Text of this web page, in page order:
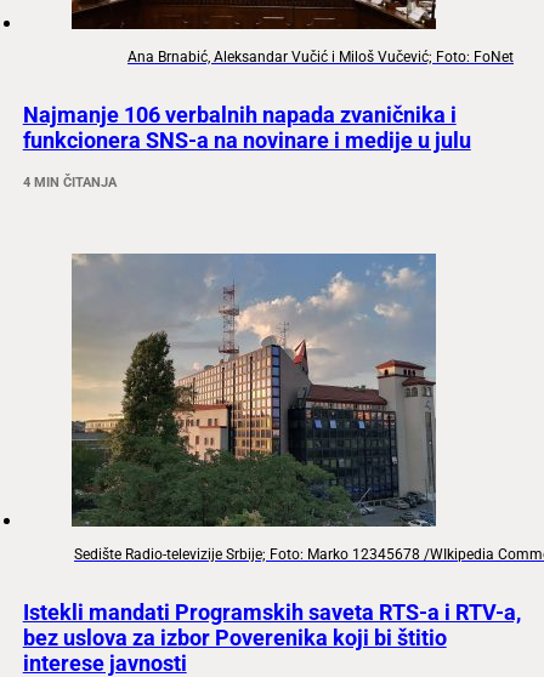
Ana Brnabić, Aleksandar Vučić i Miloš Vučević; Foto: FoNet
Najmanje 106 verbalnih napada zvaničnika i
funkcionera SNS-a na novinare i medije u julu
4 MIN ČITANJA
Sedište Radio-televizije Srbije; Foto: Marko 12345678 /WIkipedia
Istekli mandati Programskih saveta RTS-a i RTV-a,
bez uslova za izbor Poverenika koji bi štitio
interese javnosti